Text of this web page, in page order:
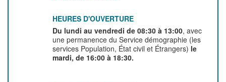
HEURES D'OUVERTURE
Du lundi au vendredi de 08:30 à 13:00, avec
une permanence du Service démographie (les
services Population, État civil et Étrangers) le
mardi, de 16:00 à 18:30.